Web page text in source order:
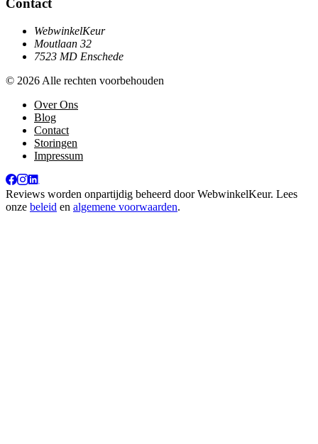
Contact
WebwinkelKeur
Moutlaan 32
7523 MD Enschede
© 2026 Alle rechten voorbehouden
Over Ons
Blog
Contact
Storingen
Impressum
Reviews worden onpartijdig beheerd doorWebwinkelKeur. Lees
onze beleid en algemene voorwaarden.